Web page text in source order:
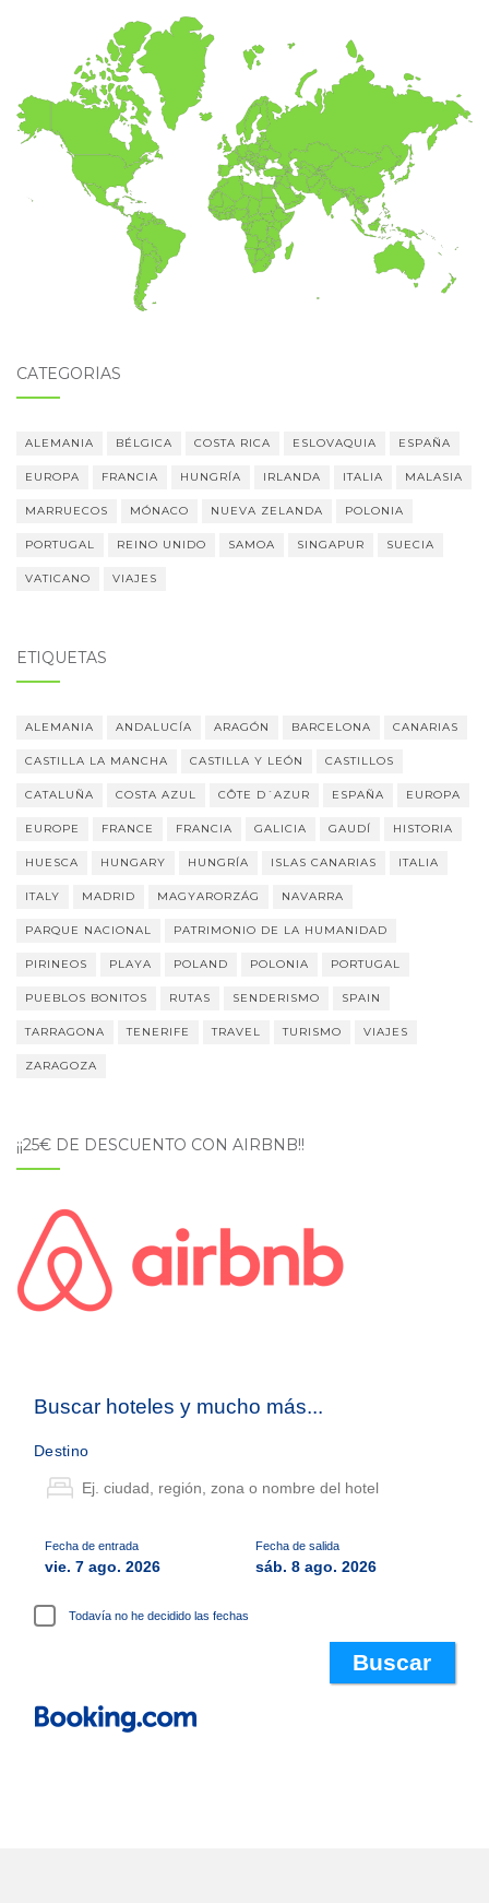
CATEGORÍAS
ALEMANIA BÉLGICA COSTA RICA ESLOVAQUIA ESPAÑA
EUROPA FRANCIA HUNGRÍA IRLANDA ITALIA MALASIA
MARRUECOS MÓNACO NUEVA ZELANDA POLONIA
PORTUGAL REINO UNIDO SAMOA SINGAPUR SUECIA
VATICANO VIAJES
ETIQUETAS
ALEMANIA ANDALUCÍA ARAGÓN BARCELONA CANARIAS
CASTILLA LA MANCHA CASTILLA Y LEÓN CASTILLOS
CATALUÑA COSTA AZUL CÔTE D´AZUR ESPAÑA EUROPA
EUROPE FRANCE FRANCIA GALICIA GAUDÍ HISTORIA
HUESCA HUNGARY HUNGRÍA ISLAS CANARIAS ITALIA
ITALY MADRID MAGYARORZÁG NAVARRA
PARQUE NACIONAL PATRIMONIO DE LA HUMANIDAD
PIRINEOS PLAYA POLAND POLONIA PORTUGAL
PUEBLOS BONITOS RUTAS SENDERISMO SPAIN
TARRAGONA TENERIFE TRAVEL TURISMO VIAJES
ZARAGOZA
¡¡25€ DE DESCUENTO CON AIRBNB!!
Buscar hoteles y mucho más...
Destino
Fecha de entrada
vie. 7 ago. 2026
Fecha de salida
sáb. 8 ago. 2026
Todavía no he decidido las fechas